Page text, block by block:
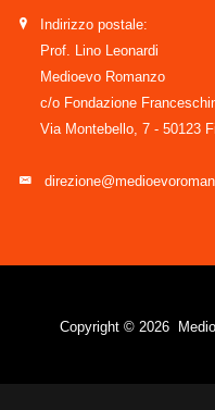
Indirizzo postale:
Prof. Lino Leonardi
Medioevo Romanzo
c/o Fondazione
Via Montebello, 7 - 50123
Copyright © 2026